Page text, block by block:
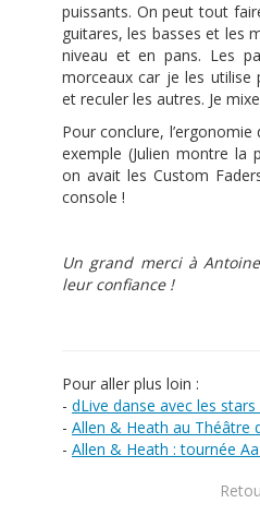
puissants. On peut tout
guitares, les basses et les
niveau et en pans. Les
morceaux car je les utilise
et reculer les autres. Je
Pour conclure,
exemple (Julien montre la
on avait les Custom
console !
Un grand merci à
leur confiance !
Pour aller plus loin :
- dLive danse avec les stars
- Allen & Heath au Théâtre
- Allen & Heath : tournée